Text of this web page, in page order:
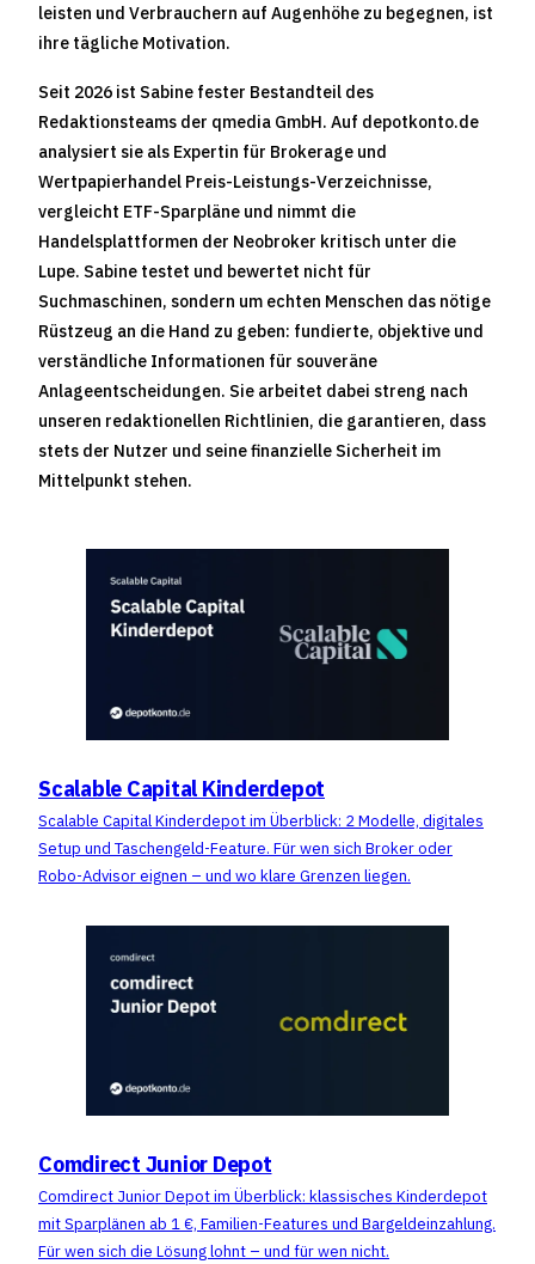
leisten und Verbrauchern auf Augenhöhe zu begegnen, ist
ihre tägliche Motivation.
Seit 2026 ist Sabine fester Bestandteil des
Redaktionsteams der qmedia GmbH. Auf depotkonto.de
analysiert sie als Expertin für Brokerage und
Wertpapierhandel Preis-Leistungs-Verzeichnisse,
vergleicht ETF-Sparpläne und nimmt die
Handelsplattformen der Neobroker kritisch unter die
Lupe. Sabine testet und bewertet nicht für
Suchmaschinen, sondern um echten Menschen das nötige
Rüstzeug an die Hand zu geben: fundierte, objektive und
verständliche Informationen für souveräne
Anlageentscheidungen. Sie arbeitet dabei streng nach
unseren redaktionellen Richtlinien, die garantieren, dass
stets der Nutzer und seine finanzielle Sicherheit im
Mittelpunkt stehen.
Scalable Capital Kinderdepot
Scalable Capital Kinderdepot im Überblick: 2 Modelle, digitales
Setup und Taschengeld-Feature. Für wen sich Broker oder
Robo-Advisor eignen – und wo klare Grenzen liegen.
Comdirect Junior Depot
Comdirect Junior Depot im Überblick: klassisches Kinderdepot
mit Sparplänen ab 1 €, Familien-Features und Bargeldeinzahlung.
Für wen sich die Lösung lohnt – und für wen nicht.